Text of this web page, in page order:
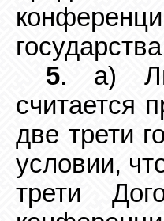
5. а)
считается
две трети
условии,
трети